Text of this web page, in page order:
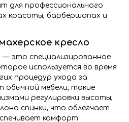
для профессионального
красоты, барбершопах и
кресло
— это специализированное
используется во время
процедур ухода за
обычной мебели, такие
регулировки высоты,
спинки, что облегчает
комфорт